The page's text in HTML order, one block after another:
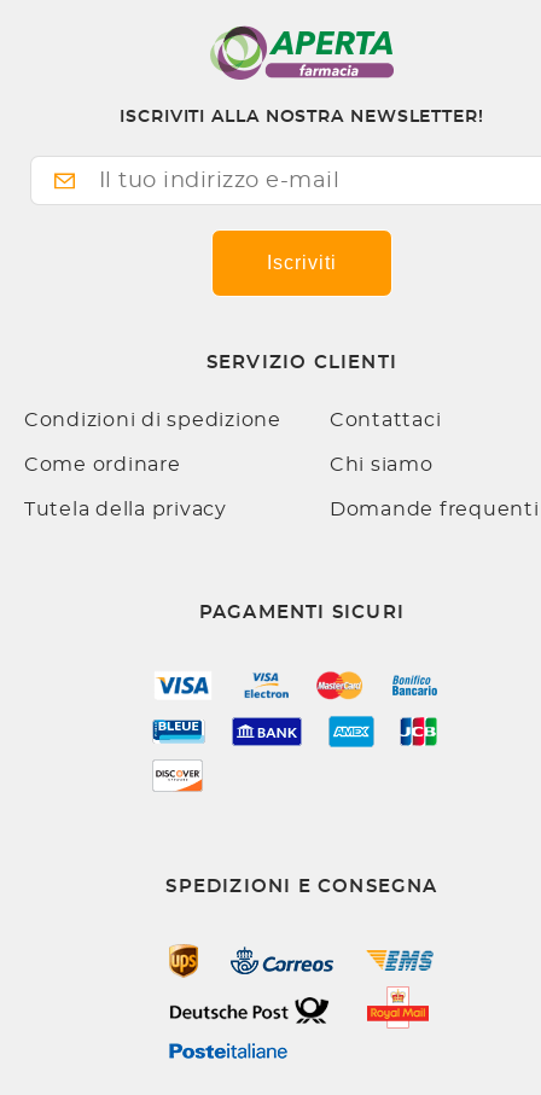
ISCRIVITI ALLA NOSTRA NEWSLETTER!
Iscriviti
SERVIZIO CLIENTI
Condizioni di spedizione Contattaci
Come ordinare Chi siamo
Tutela della privacy Domande frequenti
PAGAMENTI SICURI
SPEDIZIONI E CONSEGNA